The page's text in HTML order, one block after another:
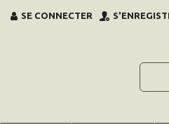
SE CONNECTER